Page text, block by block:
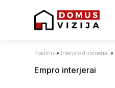
Pradinis » Interjero dizaineriai »
Empro interjerai